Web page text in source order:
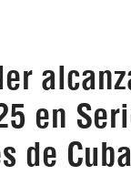
en
de Cuba